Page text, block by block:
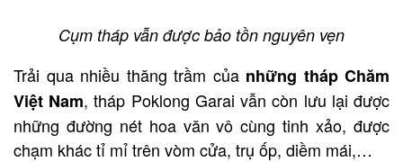
Cụm tháp vẫn được bảo tồn nguyên vẹn
Trải qua nhiều thăng trầm của những tháp Chăm
Việt Nam, tháp Poklong Garai vẫn còn lưu lại được
những đường nét hoa văn vô cùng tinh xảo, được
chạm khác tỉ mỉ trên vòm cửa, trụ ốp, diềm mái,…